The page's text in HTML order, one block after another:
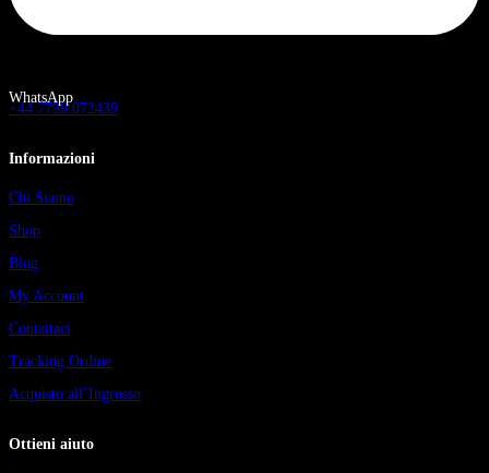
WhatsApp
+44 7759 072439
Informazioni
Chi Siamo
Shop
Blog
My Account
Contattaci
Tracking Ordine
Acquisto all’Ingrosso
Ottieni aiuto